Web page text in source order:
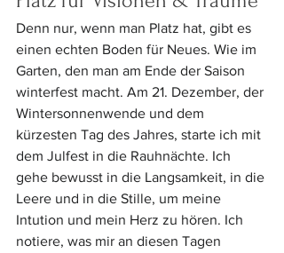
Denn nur, wenn man Platz hat, gibt es
einen echten Boden für Neues. Wie im
Garten, den man am Ende der Saison
winterfest macht. Am 21. Dezember, der
Wintersonnenwende und dem
kürzesten Tag des Jahres, starte ich mit
dem Julfest in die Rauhnächte. Ich
gehe bewusst in die Langsamkeit, in die
Leere und in die Stille, um meine
Intution und mein Herz zu hören. Ich
notiere, was mir an diesen Tagen